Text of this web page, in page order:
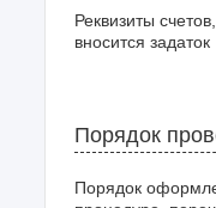
Реквизиты
вносится задаток
Порядок
Порядок